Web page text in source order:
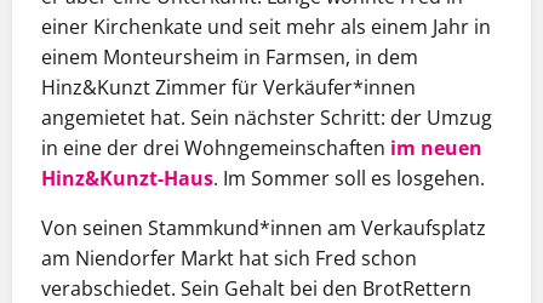
einer Kirchenkate und seit mehr als einem Jahr in
einem Monteursheim in Farmsen, in dem
Hinz&Kunzt Zimmer für Verkäufer*innen
angemietet hat. Sein nächster Schritt: der Umzug
in eine der drei Wohngemeinschaften im neuen
Hinz&Kunzt-Haus. Im Sommer soll es losgehen.
Von seinen Stammkund*innen am Verkaufsplatz
am Niendorfer Markt hat sich Fred schon
verabschiedet. Sein Gehalt bei den BrotRettern